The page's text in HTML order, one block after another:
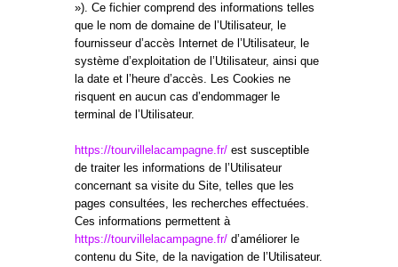
»). Ce fichier comprend des informations telles
que le nom de domaine de l’Utilisateur, le
fournisseur d’accès Internet de l’Utilisateur, le
système d’exploitation de l’Utilisateur, ainsi que
la date et l’heure d’accès. Les Cookies ne
risquent en aucun cas d’endommager le
terminal de l’Utilisateur.
https://tourvillelacampagne.fr/ est susceptible
de traiter les informations de l’Utilisateur
concernant sa visite du Site, telles que les
pages consultées, les recherches effectuées.
Ces informations permettent à
https://tourvillelacampagne.fr/ d’améliorer le
contenu du Site, de la navigation de l’Utilisateur.